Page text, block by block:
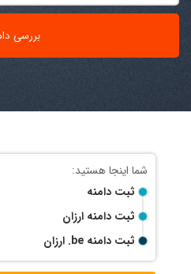
ثبت دامنه
ثبت دامنه ارزان
ثبت دامنه .be ارزان